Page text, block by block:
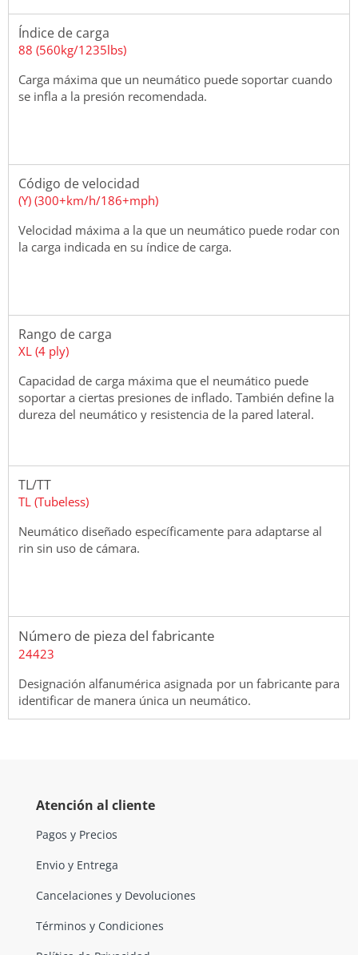
Índice de carga
88 (560kg/1235lbs)
Carga máxima que un neumático puede soportar cuando
se infla a la presión recomendada.
Código de velocidad
(Y) (300+km/h/186+mph)
Velocidad máxima a la que un neumático puede rodar con
la carga indicada en su índice de carga.
Rango de carga
XL (4 ply)
Capacidad de carga máxima que el neumático puede
soportar a ciertas presiones de inflado. También define la
dureza del neumático y resistencia de la pared lateral.
TL/TT
TL (Tubeless)
Neumático diseñado específicamente para adaptarse al
rin sin uso de cámara.
Número de pieza del fabricante
24423
Designación alfanumérica asignada por un fabricante para
identificar de manera única un neumático.
Atención al cliente
Pagos y Precios
Envio y Entrega
Cancelaciones y Devoluciones
Términos y Condiciones